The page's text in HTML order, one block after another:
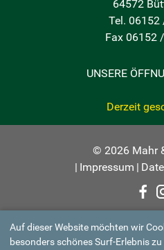
64572
Tel. 06152
Fax 06152
UNSERE
Derzeit
© 2026 Mahr
| Impressum |
Auf dieser Website möchten wir
besonders schönes Surf-Erlebnis